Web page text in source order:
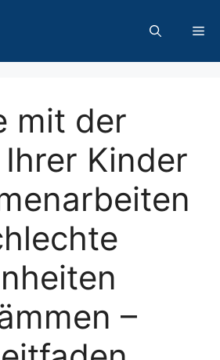
mit der
Kinder
–